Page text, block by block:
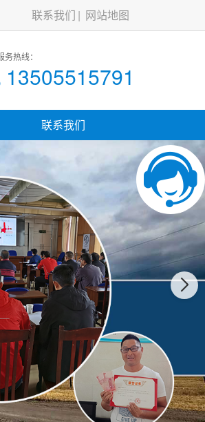
联系我们 网站地图
务热线：
13505515791
联系我们